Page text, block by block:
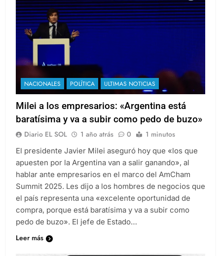
NACIONALES POLÍTICA ULTIMAS NOTICIAS
Milei a los empresarios: «Argentina está
baratísima y va a subir como pedo de buzo»
Diario EL SOL 1 año atrás 0 1 minutos
El presidente Javier Milei aseguró hoy que «los que
apuesten por la Argentina van a salir ganando», al
hablar ante empresarios en el marco del AmCham
Summit 2025. Les dijo a los hombres de negocios que
el país representa una «excelente oportunidad de
compra, porque está baratísima y va a subir como
pedo de buzo». El jefe de Estado…
Leer más